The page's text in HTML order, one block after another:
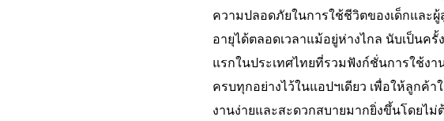
ความปลอดภัยในการใช้ชีวิตของเด็กและผู้
อายุได้ตลอดเวลาแม้อยู่ห่างไกล นับเป็นครั้ง
แรกในประเทศไทยที่รวมฟังก์ชั่นการใช้งา
ครบทุกอย่างไว้ในแอปฯเดียว เพื่อให้ลูกค้า
งานง่ายและสะดวกสบายมากยิ่งขึ้นโดยไม่